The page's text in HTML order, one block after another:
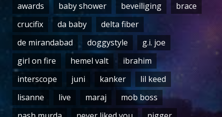
awards
baby shower beveiliging
brace
crucifix
da baby
delta fiber
de mirandabad
doggystyle
g.i. joe
girl on fire
hemel valt
ibrahim
interscope
juni kanker
lil keed
lisanne
live maraj
mob boss